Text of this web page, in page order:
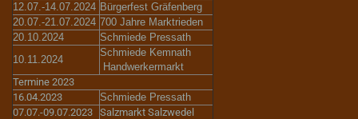
12.07.-14.07.2024 Bürgerfest Gräfenberg
20.07.-21.07.2024 700 Jahre Marktrieden
20.10.2024
Schmiede Pressath
10.11.2024
Schmiede Kemnath
Handwerkermarkt
Termine 2023
16.04.2023
Schmiede Pressath
07.07.-09.07.2023 Salzmarkt Salzwedel